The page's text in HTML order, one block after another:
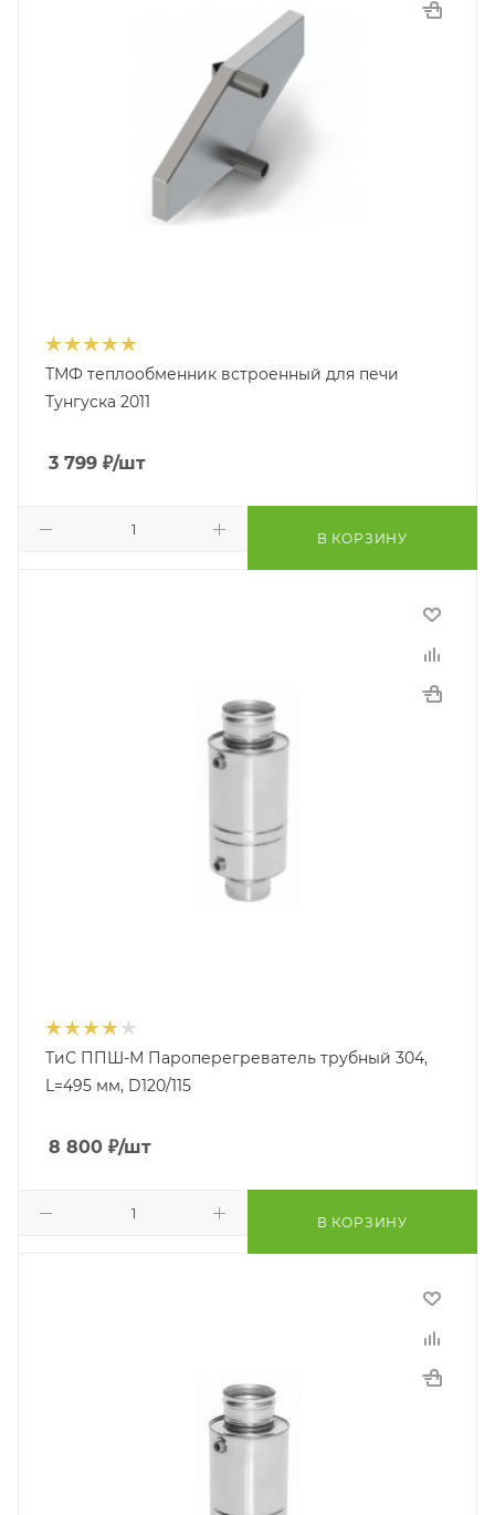
ТМФ теплообменник встроенный для печи
Тунгуска 2011
3 799 ₽/шт
В КОРЗИНУ
ТиС ППШ-М Пароперегреватель трубный 304,
L=495 мм, D120/115
8 800 ₽/шт
В КОРЗИНУ